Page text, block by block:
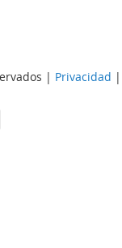
| Privacidad |